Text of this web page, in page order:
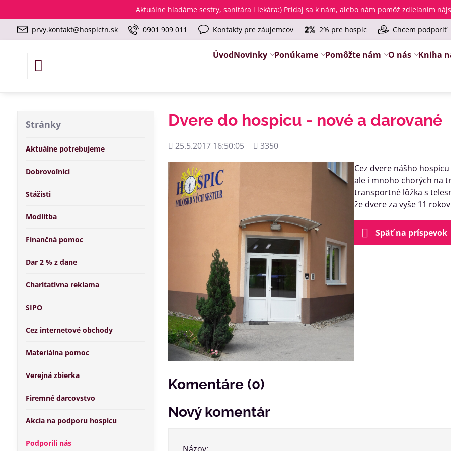
Aktuálne hľadáme sestry, sanitára i lekára:) Pridaj sa k nám, alebo nám pomôž zdieľaním
prvy.kontakt@hospictn.sk 0901 909 011 Kontakty pre záujemcov 2% pre hospic Chcem podporiť
ÚvodNovinky Ponúkame Pomôžte nám O nás Kniha
Dvere do hospicu - nové a darované
Pridané
25.5.2017 16:50:05
Počet
3350
Cez dvere nášho
ale i mnoho chorých na
transportné lôžka s
že dvere za vyše 11
Späť na príspevok
Komentáre (0)
Nový komentár
Stránky
Aktuálne potrebujeme
Dobrovoľníci
Stážisti
Modlitba
Finančná pomoc
Dar 2 % z dane
Charitatívna reklama
SIPO
Cez internetové obchody
Materiálna pomoc
Verejná zbierka
Firemné darcovstvo
Akcia na podporu hospicu
Podporili nás